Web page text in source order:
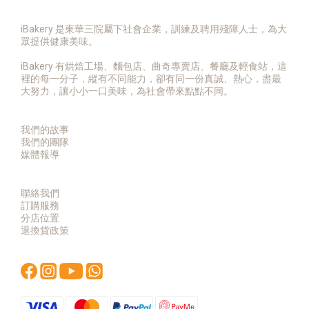
iBakery 是東華三院屬下社會企業，訓練及聘用殘障人士，為大
眾提供健康美味。
iBakery 有烘焙工場、麵包店、曲奇專賣店、餐廳及輕食站，這
裡的每一分子，縱有不同能力，卻有同一份真誠、熱心，盡最
大努力，讓小小一口美味，為社會帶來點點不同。
我們的故事
我們的團隊
媒體報導
聯絡我們
訂購服務
分店位置
退換貨政策